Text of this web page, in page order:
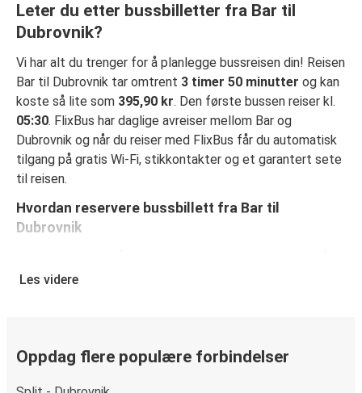
Leter du etter bussbilletter fra Bar til
Dubrovnik?
Vi har alt du trenger for å planlegge bussreisen din! Reisen
Bar til Dubrovnik tar omtrent 3 timer 50 minutter og kan
koste så lite som 395,90 kr. Den første bussen reiser kl.
05:30. FlixBus har daglige avreiser mellom Bar og
Dubrovnik og når du reiser med FlixBus får du automatisk
tilgang på gratis Wi-Fi, stikkontakter og et garantert sete
til reisen.
Hvordan reservere bussbillett fra Bar til
Dubrovnik
denne nettsiden eller på den kostnadsfrie appen FlixBus
debetkort, kredittkort
Les videre
Oppdag flere populære forbindelser